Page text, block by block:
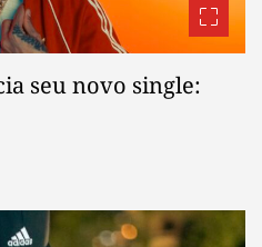
seu novo single: